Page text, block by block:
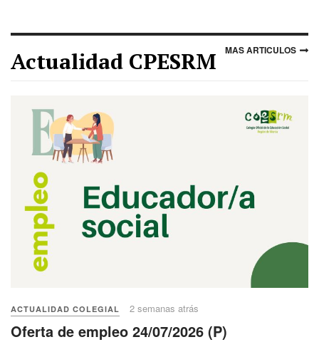
Actualidad CPESRM MAS ARTICULOS
ACTUALIDAD COLEGIAL 2 semanas atrás
Oferta de empleo 24/07/2026 (P)